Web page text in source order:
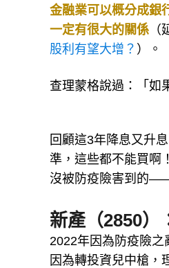
金融業可以概分成銀
一定有很大的關係 （
股利有望大增？ ）。
查理蒙格說過：「如
回顧這3年降息又升
準，這些都不能買啊
沒被防疫險害到的
新產（2850）
2022年因為防疫險之
因為轉投資兒中槍，